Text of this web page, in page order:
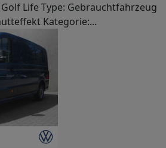
Life Type: Gebrauchtfahrzeug
Kategorie:...